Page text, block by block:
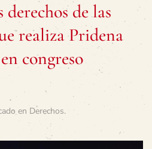
de las
realiza Pridena
congreso
en Derechos.